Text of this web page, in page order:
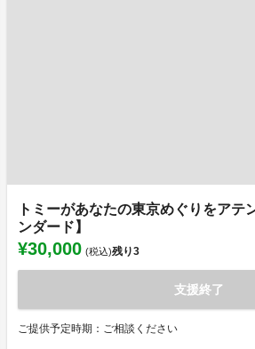
トミーがあなたの東京めぐりをアテ
ンダード】
¥30,000 (税込)残り3
支援終了
ご提供予定時期：ご相談ください